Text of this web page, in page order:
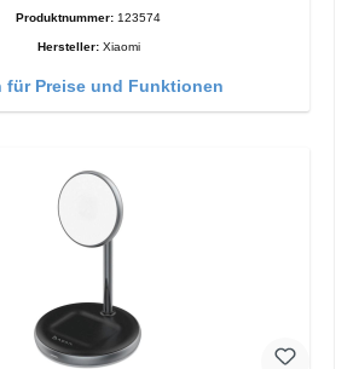
Produktnummer: 123574
Hersteller: Xiaomi
für Preise und Funktionen